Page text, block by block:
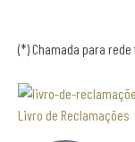
(*) Chamada para
Livro de Reclamações